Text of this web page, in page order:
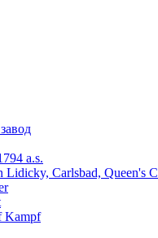
a.s.
Carlsbad, Queen's
Kampf